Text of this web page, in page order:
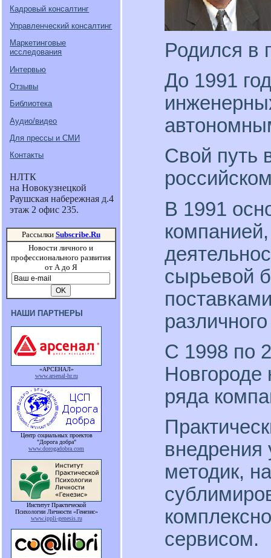
Кадровый консалтинг
Управленческий консалтинг
Маркетинговые
исследования
Интервью
Отзывы
Библиотека
Аудио/видео
Для прессы и СМИ
Контакты
НЛТК
на Новокузнецкой
Раушская набережная д.4
этаж 2 офис 235.
Рассылки Subscribe.Ru
Новости личного и
профессионального развития
от А до Я
НАШИ ПАРТНЕРЫ
«АРСЕНАЛ»
www.arsenal-hr.ru
Центр социальных проектов
"Дорога добра"
www.dorogadobra.com
Институт Практической
Психологии Личности «Генезис»
www.ippli-genesis.ru
Родился в
До 1991
Свой путь
В 1991
сырьевой
С 1998 по
Новгороде
ряда
внедрения
методик,
сервисом.